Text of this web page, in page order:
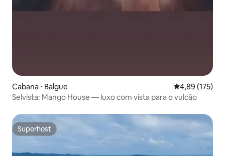
Cabana ⋅ Balgue 4,89 de uma
4,89 (175)
Selvista: Mango House — luxo com vista para o vulcão
Superhost
Superhost